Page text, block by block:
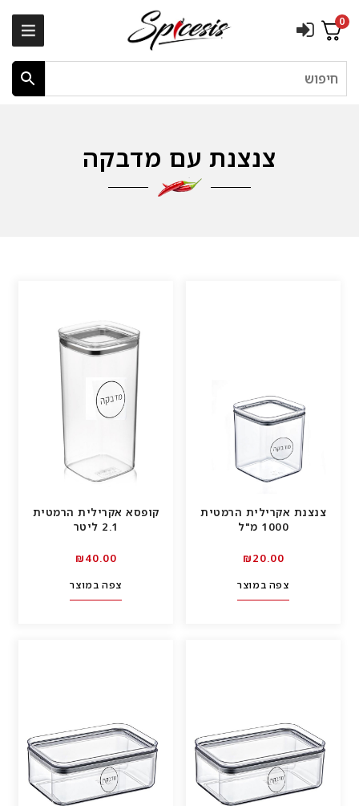
0
חיפוש
צנצנת עם מדבקה
צנצנת אקרילית הרמטית
1000 מ"ל
00.₪20
צפה במוצר
קופסא אקרילית הרמטית
2.1 ליטר
00.₪40
צפה במוצר